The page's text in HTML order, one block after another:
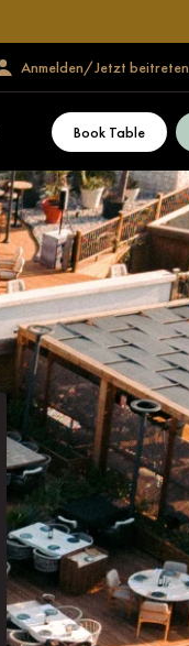
Anmelden/Jetzt beitreten
Book Table